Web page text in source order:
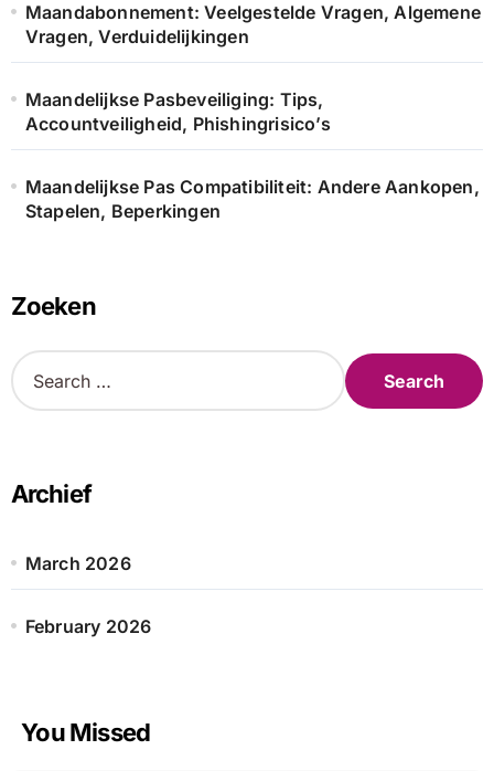
Maandabonnement: Veelgestelde Vragen, Algemene
Vragen, Verduidelijkingen
Maandelijkse Pasbeveiliging: Tips,
Accountveiligheid, Phishingrisico’s
Maandelijkse Pas Compatibiliteit: Andere Aankopen,
Stapelen, Beperkingen
Zoeken
S
e
h
f
r
Archief
March 2026
February 2026
You Missed